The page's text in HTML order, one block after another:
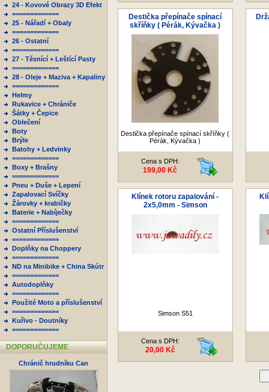
24 - Kovové Obrazy 3D Efekt
=============
25 - Nářadí + Obaly
=============
26 - Ostatní
=============
27 - Těsnící + Leštící Pasty
=============
28 - Oleje + Maziva + Kapaliny
=============
Helmy
Rukavice + Chrániče
Šátky + Čepice
Oblečení
Boty
Brýle
Batohy + Ledvinky
=============
Boxy + Brašny
=============
Pneu + Duše + Lepení
Zapalovací Svíčky
Žárovky + krabičky
Baterie + Nabíječky
=============
Ostatní Příslušenství
=============
Doplňky na Choppery
=============
ND na Minibike + China Skútr
=============
Autodoplňky
=============
Použité Moto a příslušenství
=============
Kuřivo - Doutníky
=============
DOPORUČUJEME
Chránič hrudníku Can
Destička přepínače spínací
skříňky ( Pérák, Kývačka )
Destička přepínače spínací skříňky (
Pérák, Kývačka )
Cena s DPH:
199,00 Kč
Klínek rotoru zapalování -
2x5,0mm - Simson
Simson S51
Cena s DPH:
20,00 Kč